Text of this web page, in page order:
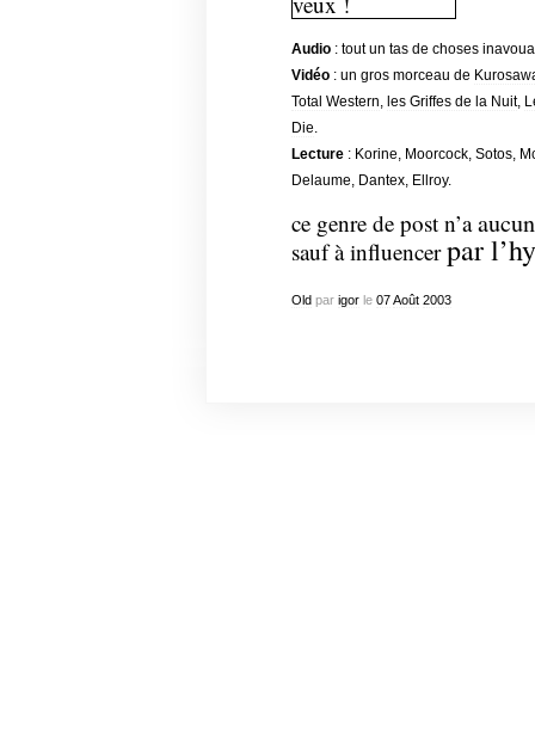
Audio: tout un tas de choses
Vidéo: un gros morceau de
Total Western, les Griffes de la Nuit,
Die.
Lecture: Korine, Moorcock, Sotos,
Delaume, Dantex, Ellroy.
ce genre de post n’a
sauf à influencerpar
Oldpar igorle 07 Août 2003